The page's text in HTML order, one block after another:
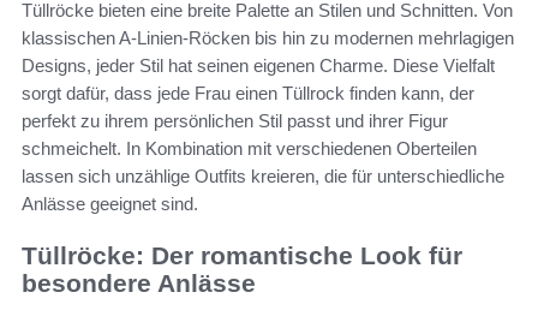
Tüllröcke bieten eine breite Palette an Stilen und Schnitten. Von
klassischen A-Linien-Röcken bis hin zu modernen mehrlagigen
Designs, jeder Stil hat seinen eigenen Charme. Diese Vielfalt
sorgt dafür, dass jede Frau einen Tüllrock finden kann, der
perfekt zu ihrem persönlichen Stil passt und ihrer Figur
schmeichelt. In Kombination mit verschiedenen Oberteilen
lassen sich unzählige Outfits kreieren, die für unterschiedliche
Anlässe geeignet sind.
Tüllröcke: Der romantische Look für
besondere Anlässe